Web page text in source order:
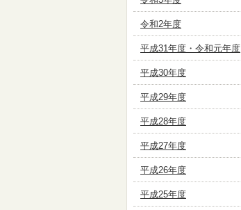
令和2年度
平成31年度・令和元年度
平成30年度
平成29年度
平成28年度
平成27年度
平成26年度
平成25年度